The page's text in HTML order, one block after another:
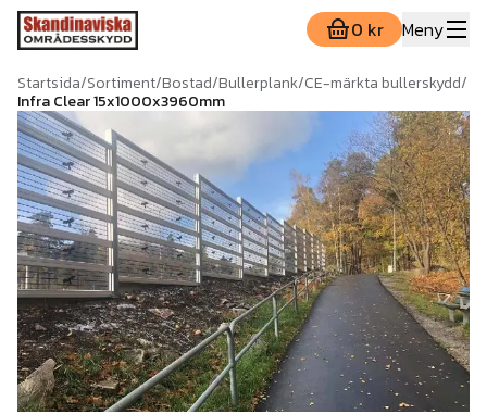
0 kr Meny
Startsida/Sortiment/Bostad/Bullerplank/CE-märkta bullerskydd/
Infra Clear 15x1000x3960mm